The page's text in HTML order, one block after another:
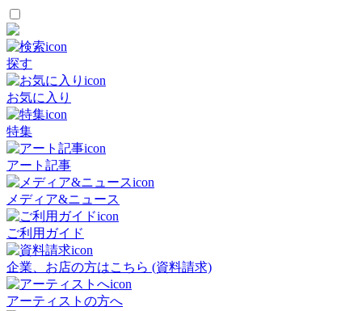
探す
お気に入り
特集
アート記事
メディア&ニュース
ご利用ガイド
企業、お店の方はこちら (資料請求)
アーティストの方へ